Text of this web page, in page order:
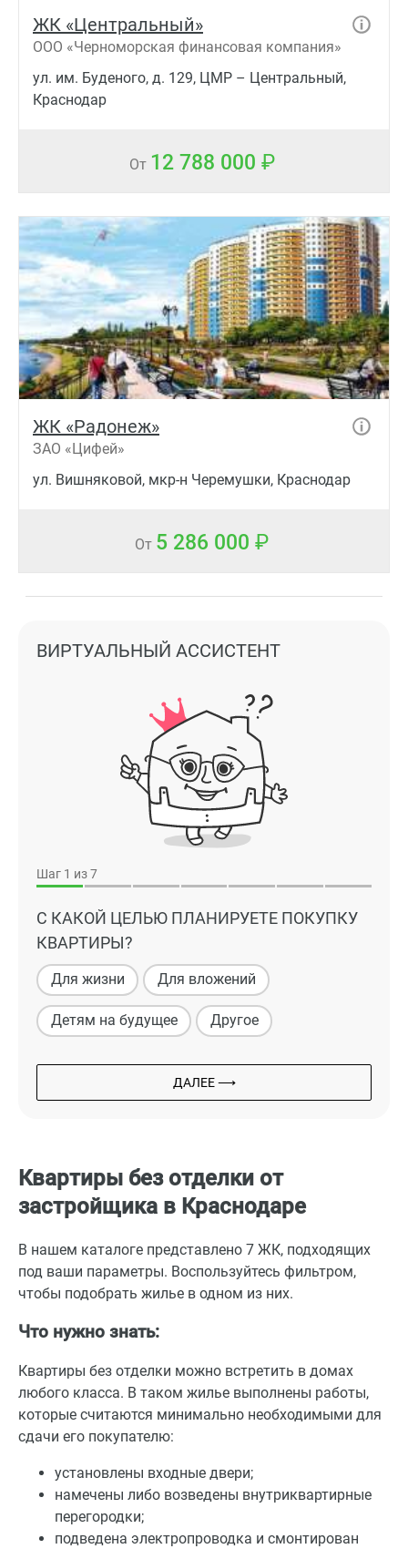
ЖК «Центральный»
ООО «Черноморская финансовая компания»
ул. им. Буденого, д. 129, ЦМР – Центральный,
Краснодар
От 12 788 000
ЖК «Радонеж»
ЗАО «Цифей»
ул. Вишняковой, мкр-н Черемушки, Краснодар
От 5 286 000
Шаг 1 из 7
С КАКОЙ ЦЕЛЬЮ ПЛАНИРУЕТЕ ПОКУПКУ
КВАРТИРЫ?
Для жизни Для вложений
Детям на будущее Другое
ДАЛЕЕ ⟶
ВИРТУАЛЬНЫЙ АССИСТЕНТ
Квартиры без отделки от
застройщика в Краснодаре
В нашем каталоге представлено 7 ЖК, подходящих
под ваши параметры. Воспользуйтесь фильтром,
чтобы подобрать жилье в одном из них.
Что нужно знать:
Квартиры без отделки можно встретить в домах
любого класса. В таком жилье выполнены работы,
которые считаются минимально необходимыми для
сдачи его покупателю:
установлены входные двери;
намечены либо возведены внутриквартирные
перегородки;
подведена электропроводка и смонтирован